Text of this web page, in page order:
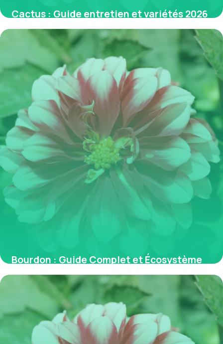
Cactus : Guide entretien et variétés 2026
3 juin 2026
Bourdon : Guide Complet et Écosystème
2026
1 juin 2026